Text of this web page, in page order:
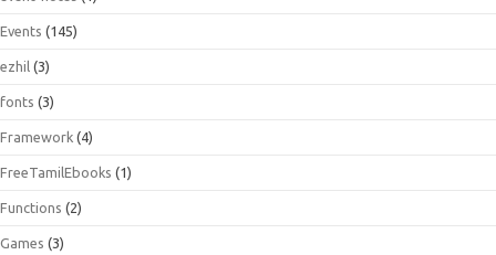
Events (145)
ezhil (3)
fonts (3)
Framework (4)
FreeTamilEbooks (1)
Functions (2)
Games (3)